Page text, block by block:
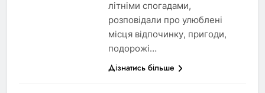
літніми спогадами,
розповідали про улюблені
місця відпочинку, пригоди,
подорожі…
Дізнатись більше